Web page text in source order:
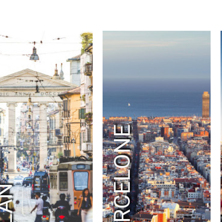
REEBOK
REPOSSI
RMC SPORT
ROCHAS
RTL2
SAINT LAURENT
SATELLITE PARIS
SAVOIR FAIRE
SÉCURITÉ
SELECTOUR
SELF PORTRAIT
SEPHORA
SERGIO ROSSI
SÉZANE
SFR
SHAZAM
ŠKODA
SMART
SNAPCAR
SNIPES
SO OUEST
SOBIESKI
SOCIÉTÉ GÉNÉRALE
SODASTREAM
SOLIDARITÉ SIDA
SONIA RYKIEL
SONY ERICSSON
SONY INTERACTIVE ENTERTAINMENT
SONY MUSIC
SPEEDEAL
SQUARE ENIX
STAGE ENTERTAINMENT
STELLA
STRAVA
STUDIO CANAL
SURCOUF
SUSHI SHOP
BARCELONE